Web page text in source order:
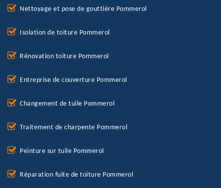
Nettoyage et pose de gouttière Pommerol
Isolation de toiture Pommerol
Rénovation toiture Pommerol
Entreprise de couverture Pommerol
Changement de tuile Pommerol
Traitement de charpente Pommerol
Peinture sur tuile Pommerol
Réparation fuite de toiture Pommerol